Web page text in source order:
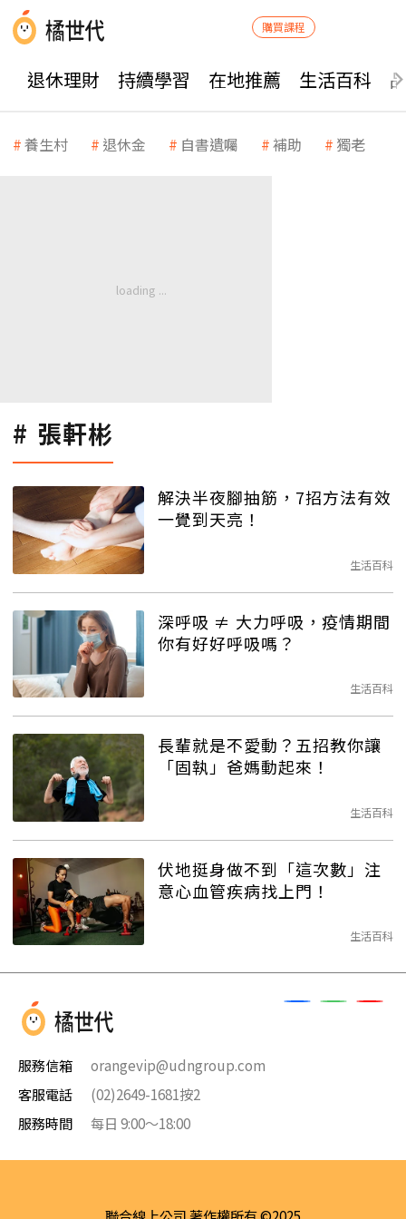
購買課程
退休理財 持續學習 在地推薦 生活百科
養生村 退休金 自書遺囑 補助 獨老
張軒彬
解決半夜腳抽筋，7招方法有效
一覺到天亮！
生活百科
深呼吸 ≠ 大力呼吸，疫情期間
你有好好呼吸嗎？
生活百科
長輩就是不愛動？五招教你讓
「固執」爸媽動起來！
生活百科
伏地挺身做不到「這次數」注
意心血管疾病找上門！
生活百科
服務信箱
orangevip@udngroup.com
客服電話
(02)2649-1681按2
服務時間
每日 9:00～18:00